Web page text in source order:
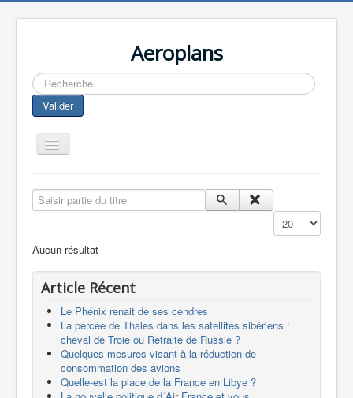
Aeroplans
Rechercher
Valider
Toggle
Navigation
Aviation Commerciale
Europespace
Drones
Saisir partie du titre
Affichage #
Aucun résultat
Article Récent
Le Phénix renait de ses cendres
La percée de Thales dans les satellites sibériens :
cheval de Troie ou Retraite de Russie ?
Quelques mesures visant à la réduction de
consommation des avions
Quelle-est la place de la France en Libye ?